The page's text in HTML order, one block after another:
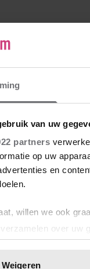
van uw
partners
op uw
en
willen we ook
over uw
identificeren door
Weigeren
maar kan worden